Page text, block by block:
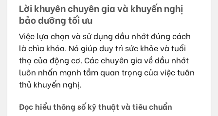
Lời khuyên chuyên gia và khuyến nghị
bảo dưỡng tối ưu
Việc lựa chọn và sử dụng dầu nhớt đúng cách
là chìa khóa. Nó giúp duy trì sức khỏe và tuổi
thọ của động cơ. Các chuyên gia về dầu nhớt
luôn nhấn mạnh tầm quan trọng của việc tuân
thủ khuyến nghị.
Đọc hiểu thông số kỹ thuật và tiêu chuẩn